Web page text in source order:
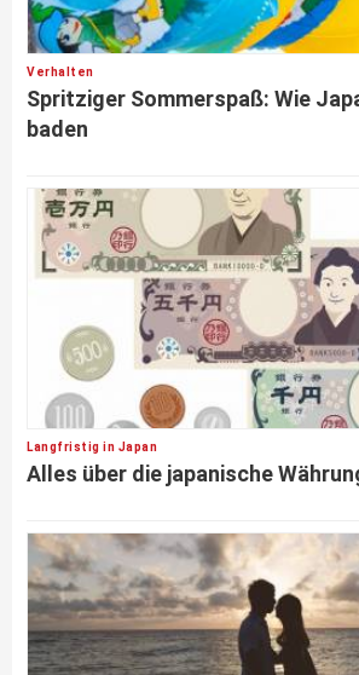
Verhalten
Spritziger Sommerspaß: Wie
baden
Langfristig in Japan
Alles über die japanische